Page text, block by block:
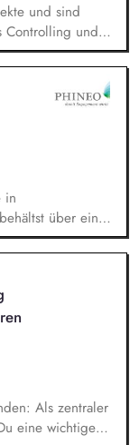
und sind
Controlling und
sowie die
Sie arbeiten
sind dabei
externen
für die Qualität
in
über ein
unserer
Team als
Trends,
übernimmst die
gesamten
strategische
Als zentraler
eine wichtige